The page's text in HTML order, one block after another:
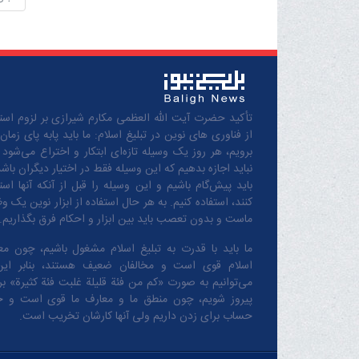
تأکید حضرت آیت الله العظمی مکارم شیرازی بر لزوم
از فناوری های نوین در تبلیغ اسلام: ما باید پابه پای
برویم، هر روز یک وسیله تازه‌ای ابتکار و اختراع
نباید اجازه بدهیم که این وسیله فقط در اختیار دیگران
باید پیش‌گام باشیم و این وسیله را قبل از آنکه آنها
کنند، استفاده کنیم. به هر حال استفاده از ابزار نوین یک
ماست و بدون تعصب باید بین ابزار و احکام فرق بگذاریم.
ما باید با قدرت به تبلیغ اسلام مشغول باشیم، چون
اسلام قوی است و مخالفان ضعیف هستند، بنابر
می‌توانیم به صورت «کم من فئة قلیلة غلبت فئة کثیرة» بر
پیروز شویم، چون منطق‌ ما و معارف ‌ما قوی است و
حساب برای زدن داریم ولی آنها کارشان تخریب است.